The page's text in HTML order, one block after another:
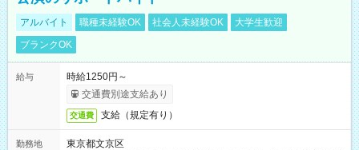
アルバイト 職種未経験OK 社会人未経験OK
大学生歓迎
ブランクOK
給与
時給1250円～
交通費別途支給あり
交通費 支給（規定有り）
勤務地
東京都文京区